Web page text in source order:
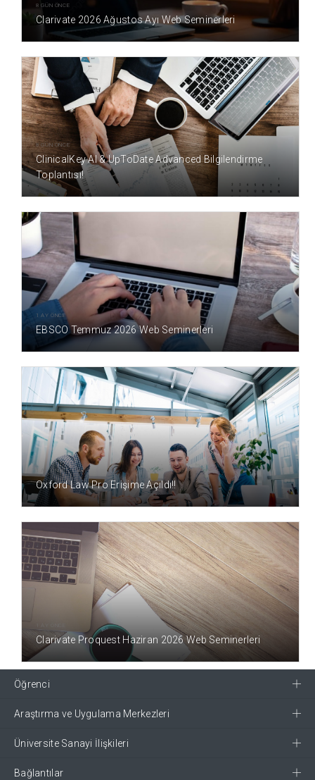
8 GÜN ÖNCE
Clarivate 2026 Ağustos Ayı Web Seminerleri
8 GÜN ÖNCE
ClinicalKey AI & UpToDate Advanced Bilgilendirme
Toplantısı!
1 AY ÖNCE
EBSCO Temmuz 2026 Web Seminerleri
1 AY ÖNCE
Oxford Law Pro Erişime Açıldı!!
1 AY ÖNCE
Clarivate Proquest Haziran 2026 Web Seminerleri
Öğrenci
Araştırma ve Uygulama Merkezleri
Üniversite Sanayi İlişkileri
Bağlantılar